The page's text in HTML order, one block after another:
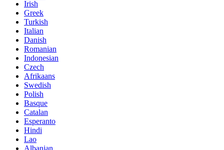
Irish
Greek
Turkish
Italian
Danish
Romanian
Indonesian
Czech
Afrikaans
Swedish
Polish
Basque
Catalan
Esperanto
Hindi
Lao
Albanian